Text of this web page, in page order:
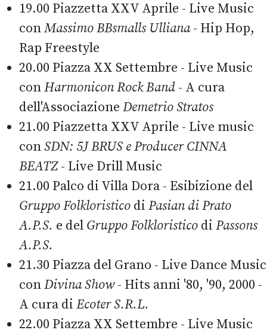
19.00 Piazzetta XXV Aprile - Live Music
conMassimo BBsmalls Ulliana- Hip Hop,
Rap Freestyle
20.00 Piazza XX Settembre - Live Music
conHarmonicon Rock Band - A cura
dell'Associazione Demetrio Stratos
21.00 Piazzetta XXV Aprile - Live music
conSDN: 5J BRUS e Producer CINNA
BEATZ- Live Drill Music
21.00 Palco di Villa Dora - Esibizione del
Gruppo Folkloristico di Pasian di Prato
A.P.S. e del Gruppo Folkloristico di Passons
A.P.S.
21.30 Piazza del Grano - Live Dance Music
conDivina Show- Hits anni '80, '90, 2000 -
A cura di Ecoter S.R.L.
22.00 Piazza XX Settembre - Live Music